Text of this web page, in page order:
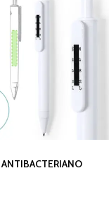
ANTIBACTERIANO